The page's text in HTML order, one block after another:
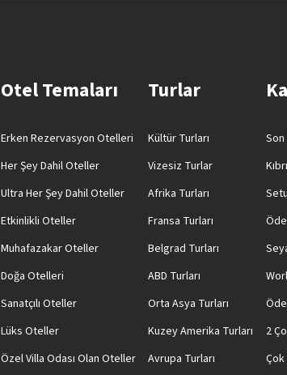
Otel Temaları
Erken Rezervasyon Otelleri
Her Şey Dahil Oteller
Ultra Her Şey Dahil Oteller
Etkinlikli Oteller
Muhafazakar Oteller
Doğa Otelleri
Sanatçılı Oteller
Lüks Oteller
Özel Villa Odası Olan Oteller
Turlar
Kültür Turları
Vizesiz Turlar
Afrika Turları
Fransa Turları
Belgrad Turları
ABD Turları
Orta Asya Turları
Kuzey Amerika Turları
Avrupa Turları
Son
2